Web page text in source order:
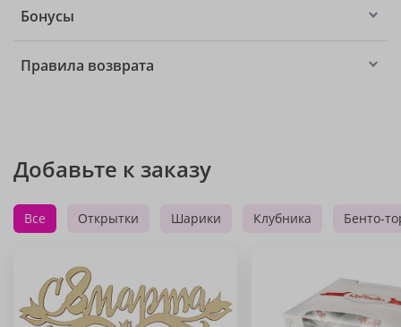
Бонусы
Правила возврата
Добавьте к заказу
Все Открытки Шарики Клубника Бенто-